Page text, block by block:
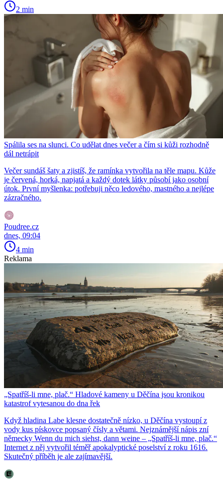
2 min
Spálila ses na slunci. Co udělat dnes večer a čím si kůži rozhodně
dál netrápit
Večer sundáš šaty a zjistíš, že ramínka vytvořila na těle mapu. Kůže
je červená, horká, napjatá a každý dotek látky působí jako osobní
útok. První myšlenka: potřebuji něco ledového, mastného a nejlépe
zázračného.
Poudree.cz
dnes, 09:04
4 min
Reklama
„Spatříš-li mne, plač.“ Hladové kameny u Děčína jsou kronikou
katastrof vytesanou do dna řek
Když hladina Labe klesne dostatečně nízko, u Děčína vystoupí z
vody kus pískovce popsaný čísly a větami. Nejznámější nápis zní
německy Wenn du mich siehst, dann weine – „Spatříš-li mne, plač.“
Internet z něj vytvořil téměř apokalyptické poselství z roku 1616.
Skutečný příběh je ale zajímavější.